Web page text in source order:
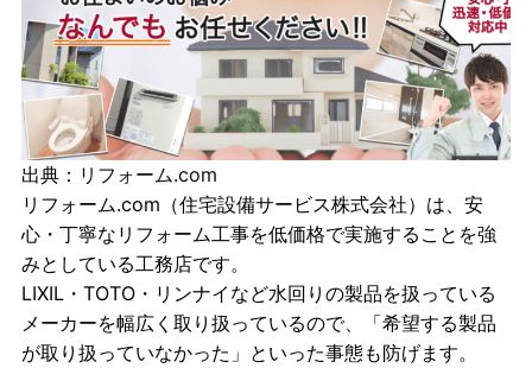
出典： リフォーム.com
リフォーム.com（住宅設備サービス株式会社）は、安
心・丁寧なリフォーム工事を低価格で実施することを強
みとしている工務店です。
LIXIL・TOTO・リンナイなど水回りの製品を扱っている
メーカーを幅広く取り扱っているので、「希望する製品
が取り扱っていなかった」といった事態も防げます。